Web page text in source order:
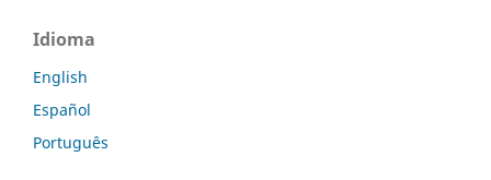
Idioma
English
Español
Português